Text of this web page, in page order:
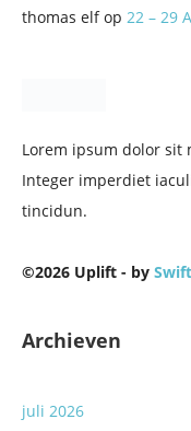
thomas elfop 22 – 29
Lorem ipsum dolor sit
Integer imperdiet
tincidun.
©2026 Uplift - by
Archieven
juli 2026